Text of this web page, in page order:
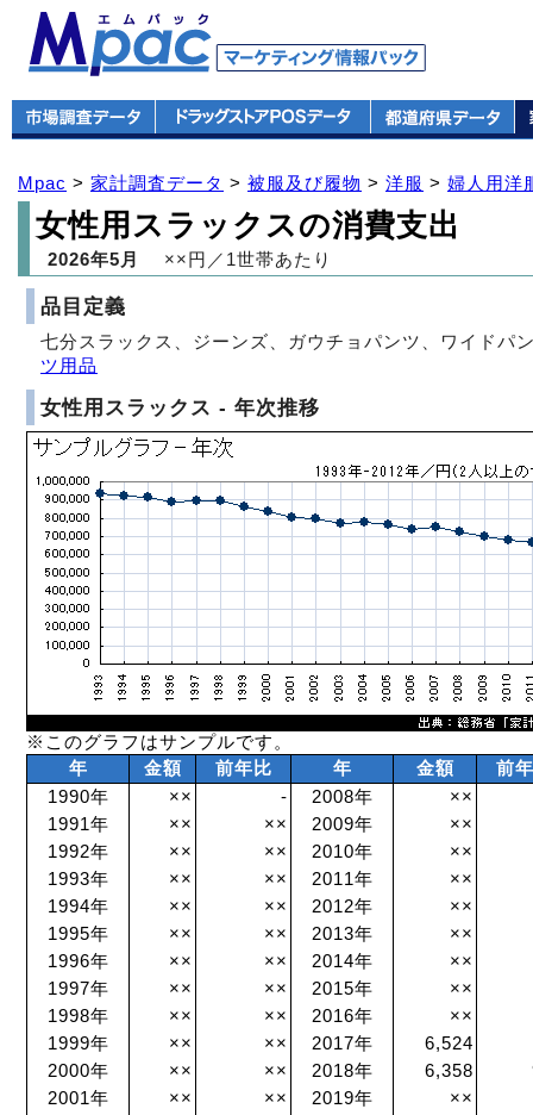
Mpac > 家計調査データ > 被服及び履物 > 洋服 > 婦人用洋
女性用スラックスの消費支出
2026年5月 ××円／1世帯あたり
品目定義
七分スラックス、ジーンズ、ガウチョパンツ、ワイドパ
ツ用品
女性用スラックス - 年次推移
※このグラフはサンプルです。
年
金額 前年比 年 金額
前
1990年
×× - 2008年
××
1991年
×× ×× 2009年
××
1992年
×× ×× 2010年
××
1993年
×× ×× 2011年
××
1994年
×× ×× 2012年
××
1995年
×× ×× 2013年
××
1996年
×× ×× 2014年
××
1997年
×× ×× 2015年
××
1998年
×× ×× 2016年
××
1999年
×× ×× 2017年
6,524
2000年
×× ×× 2018年 6,358
2001年
×× ×× 2019年
××